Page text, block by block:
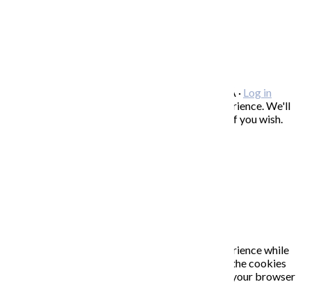
Copyright © 2026 KATARÍNA S. KALMANOVÁ · Log in
This website uses cookies to improve your experience. We'll
assume you're ok with this, but you can opt-out if you wish.
This website uses cookies to improve your experience while
you navigate through the website. Out of these, the cookies
that are categorized as necessary are stored on your browser